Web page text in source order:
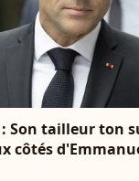
Son tailleur ton
côtés